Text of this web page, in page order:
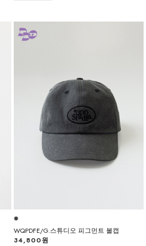
WQPDFE/G.스튜디오 피그먼트 볼캡
34,800원